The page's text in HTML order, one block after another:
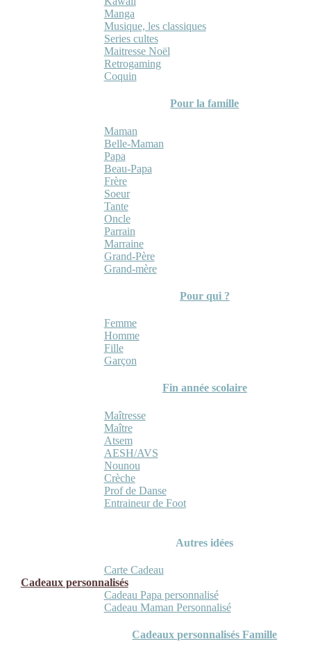
Manga
Musique, les classiques
Series cultes
Maitresse Noël
Retrogaming
Coquin
Pour la famille
Maman
Belle-Maman
Papa
Beau-Papa
Frère
Soeur
Tante
Oncle
Parrain
Marraine
Grand-Père
Grand-mère
Pour qui ?
Femme
Homme
Fille
Garçon
Fin année scolaire
Maîtresse
Maître
Atsem
AESH/AVS
Nounou
Crèche
Prof de Danse
Entraineur de Foot
Autres idées
Carte Cadeau
Cadeaux personnalisés
Cadeau Papa personnalisé
Cadeau Maman Personnalisé
Cadeaux personnalisés Famille